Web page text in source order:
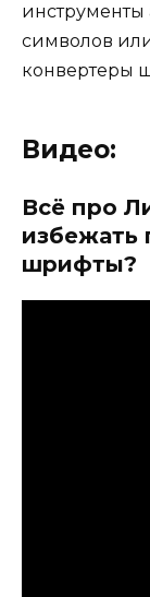
инструменты
символов
конвертеры
Видео:
Всё про
избежать
шрифты?